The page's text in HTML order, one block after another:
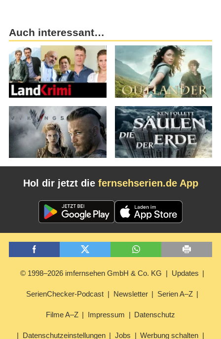
Auch interessant…
Hol dir jetzt die fernsehserien.de App
© 1998–2026 imfernsehen GmbH & Co. KG Updates
SerienChecker-Podcast Newsletter Serien A–Z
Filme A–Z Impressum Datenschutz
Datenschutzeinstellungen Jobs Werbung schalten